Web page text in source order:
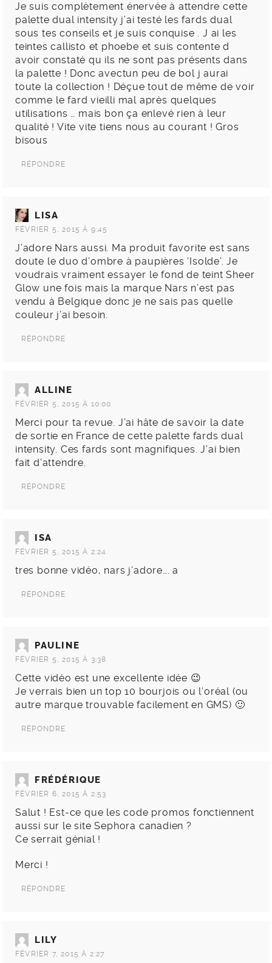
Je suis complètement énervée à attendre cette
palette dual intensity j’ai testé les fards dual
sous tes conseils et je suis conquise . J ai les
teintes callisto et phoebe et suis contente d
avoir constaté qu ils ne sont pas présents dans
la palette ! Donc avectun peu de bol j aurai
toute la collection ! Déçue tout de même de voir
comme le fard vieilli mal après quelques
utilisations … mais bon ça enlevé rien à leur
qualité ! Vite vite tiens nous au courant ! Gros
bisous
RÉPONDRE
LISA
FÉVRIER 5, 2015 À 9:45
J’adore Nars aussi. Ma produit favorite est sans
doute le duo d’ombre à paupières ‘Isolde’. Je
voudrais vraiment essayer le fond de teint Sheer
Glow une fois mais la marque Nars n’est pas
vendu à Belgique donc je ne sais pas quelle
couleur j’ai besoin.
RÉPONDRE
ALLINE
FÉVRIER 5, 2015 À 10:00
Merci pour ta revue. J’ai hâte de savoir la date
de sortie en France de cette palette fards dual
intensity. Ces fards sont magnifiques. J’ai bien
fait d’attendre.
RÉPONDRE
ISA
FÉVRIER 5, 2015 À 2:24
tres bonne vidéo, nars j’adore…. a
RÉPONDRE
PAULINE
FÉVRIER 5, 2015 À 3:38
Cette vidéo est une excellente idée 😉
Je verrais bien un top 10 bourjois ou l’oréal (ou
autre marque trouvable facilement en GMS) 🙂
RÉPONDRE
FRÉDÉRIQUE
FÉVRIER 6, 2015 À 2:53
Salut ! Est-ce que les code promos fonctiennent
aussi sur le site Sephora canadien ?
Ce serrait génial !
Merci !
RÉPONDRE
LILY
FÉVRIER 7, 2015 À 2:27